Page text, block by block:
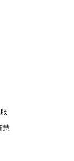
慧